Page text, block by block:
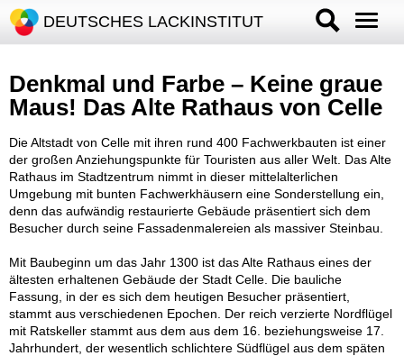
DEUTSCHES LACKINSTITUT
Denkmal und Farbe – Keine graue
Maus! Das Alte Rathaus von Celle
Die Altstadt von Celle mit ihren rund 400 Fachwerkbauten ist einer
der großen Anziehungspunkte für Touristen aus aller Welt. Das Alte
Rathaus im Stadtzentrum nimmt in dieser mittelalterlichen
Umgebung mit bunten Fachwerkhäusern eine Sonderstellung ein,
denn das aufwändig restaurierte Gebäude präsentiert sich dem
Besucher durch seine Fassadenmalereien als massiver Steinbau.
Mit Baubeginn um das Jahr 1300 ist das Alte Rathaus eines der
ältesten erhaltenen Gebäude der Stadt Celle. Die bauliche
Fassung, in der es sich dem heutigen Besucher präsentiert,
stammt aus verschiedenen Epochen. Der reich verzierte Nordflügel
mit Ratskeller stammt aus dem aus dem 16. beziehungsweise 17.
Jahrhundert, der wesentlich schlichtere Südflügel aus dem späten